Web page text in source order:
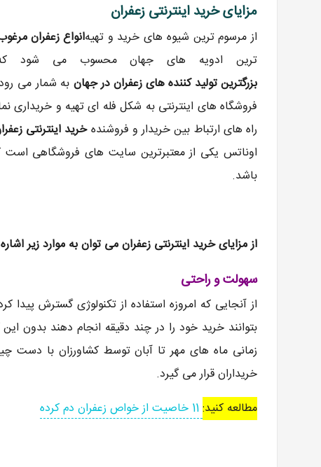
مزایای خرید اینترنتی زعفران
از مرسوم ترین شیوه های خرید و تهیهانواع زعفران
ترین ادویه های جهان محسوب می شود
بزرگترین تولید کننده های زعفران در جهان به شمار می
فروشگاه های اینترنتی به شکل فله ای تهیه و خریداری
راه های ارتباط بین خریدار و فروشندهخرید اینترنتی
اوناتس یکی از معتبرترین سایت های فروشگاهی است
باشد.
از مزایای خرید اینترنتی زعفران می توان به موارد زیر
سهولت و راحتی
از آنجایی که امروزه استفاده از تکنولوژی گسترش پیدا
بتوانند خرید خود را در چند دقیقه انجام دهند بدون
زمانی ماه های مهر تا آبان توسط کشاورزان با
خریداران قرار می گیرد.
مطالعه کنید: